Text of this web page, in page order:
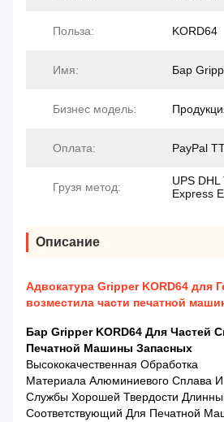
Польза: KORD64
Имя: Бар
Бизнес модель:
Оплата: PayPal
Грузя метод:
UPS
Express
Описание
Адвокатура Gripper KORD64 для
возместила части печатной
Бар Gripper KORD64 Для Частей
Печатной Машины Запасных
Высококачественная Обработка
Материала Алюминиевого Сплава И
Службы Хорошей Твердости
Соответствующий Для Печатной